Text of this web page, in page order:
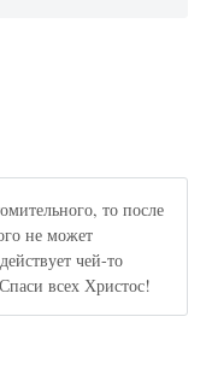
то после
не может
чей-то
всех Христос!